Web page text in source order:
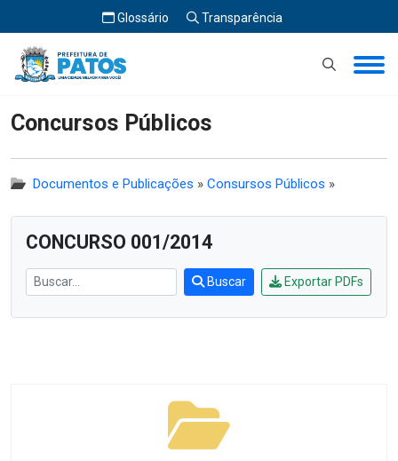
Glossário Transparência
Início Concursos Públicos
Concursos Públicos
Documentos e Publicações » Consursos Públicos »
CONCURSO 001/2014
Buscar Exportar PDFs